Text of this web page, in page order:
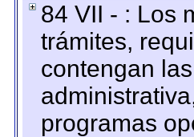
84 VII - : Los
trámites,
contengan
programas